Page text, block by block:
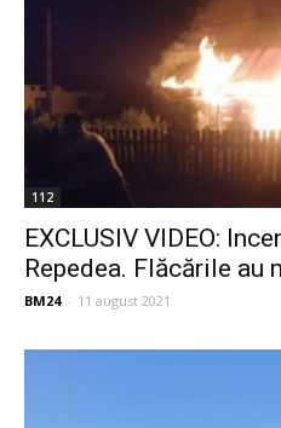
112
EXCLUSIV VIDEO:
Repedea. Flăcările au
BM24 - 11 august 2021